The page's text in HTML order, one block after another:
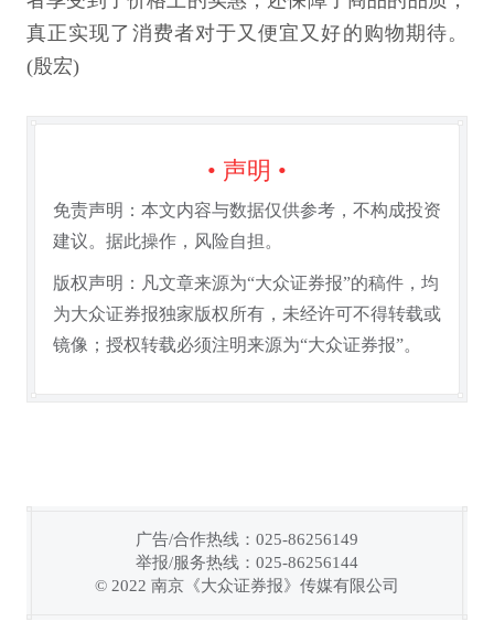
真正实现了消费者对于又便宜又好的购物期待。
(殷宏)
• 声明 •
免责声明：本文内容与数据仅供参考，不构成投资
建议。据此操作，风险自担。
版权声明：凡文章来源为“大众证券报”的稿件，均
为大众证券报独家版权所有，未经许可不得转载或
镜像；授权转载必须注明来源为“大众证券报”。
广告/合作热线：025-86256149
举报/服务热线：025-86256144
© 2022 南京《大众证券报》传媒有限公司
链接复制成功！